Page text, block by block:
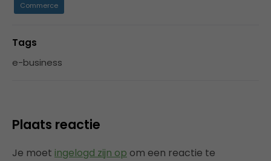
Commerce
Tags
e-business
Plaats reactie
Je moet ingelogd zijn op om een reactie te